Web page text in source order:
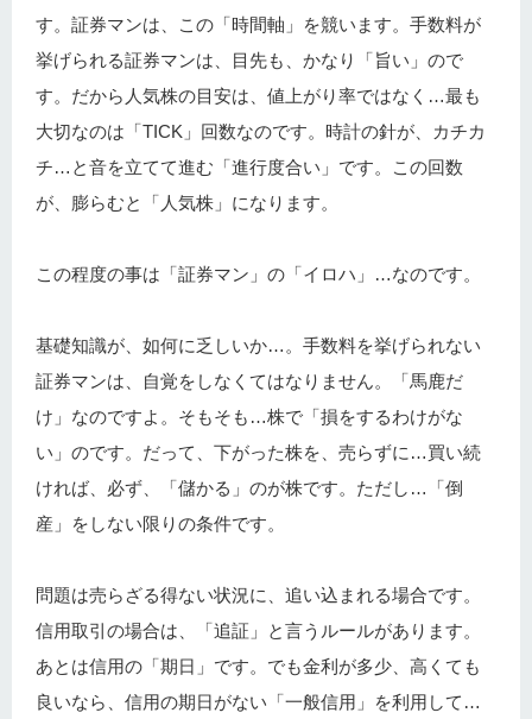
す。証券マンは、この「時間軸」を競います。手数料が
挙げられる証券マンは、目先も、かなり「旨い」ので
す。だから人気株の目安は、値上がり率ではなく…最も
大切なのは「TICK」回数なのです。時計の針が、カチカ
チ…と音を立てて進む「進行度合い」です。この回数
が、膨らむと「人気株」になります。
この程度の事は「証券マン」の「イロハ」…なのです。
基礎知識が、如何に乏しいか…。手数料を挙げられない
証券マンは、自覚をしなくてはなりません。「馬鹿だ
け」なのですよ。そもそも…株で「損をするわけがな
い」のです。だって、下がった株を、売らずに…買い続
ければ、必ず、「儲かる」のが株です。ただし…「倒
産」をしない限りの条件です。
問題は売らざる得ない状況に、追い込まれる場合です。
信用取引の場合は、「追証」と言うルールがあります。
あとは信用の「期日」です。でも金利が多少、高くても
良いなら、信用の期日がない「一般信用」を利用して…